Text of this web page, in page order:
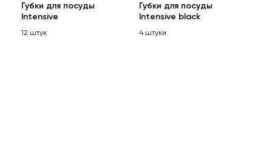
Губки для посуды
Intensive
12 штук
Губки для посуды
Intensive black
4 штуки